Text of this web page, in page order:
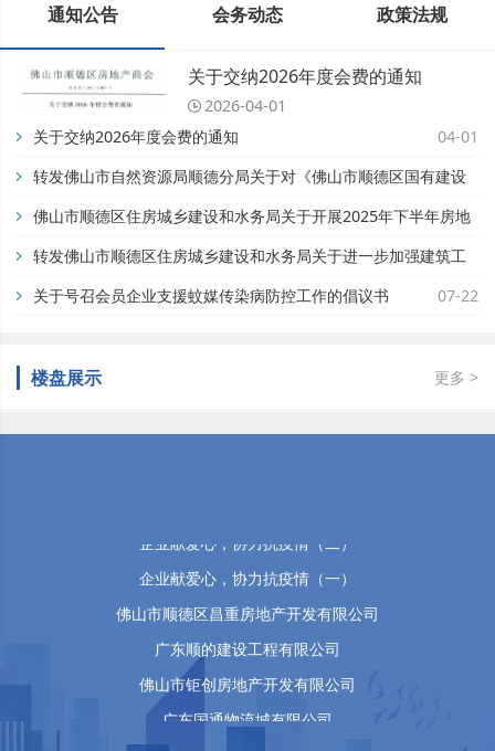
通知公告 会务动态 政策法规
关于交纳2026年度会费的通知
2026-04-01
关于交纳2026年度会费的通知
04-01
转发佛山市自然资源局顺德分局关于对《佛山市顺德区国有建设
用地开竣工管理办法》公平竞争审查征求公众意见的公告【佛自
然资顺告〔2025〕93号】
11-28
佛山市顺德区住房城乡建设和水务局关于开展2025年下半年房地
产市场专项检查的通知
08-28
转发佛山市顺德区住房城乡建设和水务局关于进一步加强建筑工
地蚊媒传染病疫情防控工作的通知
07-29
关于号召会员企业支援蚊媒传染病防控工作的倡议书 07-22
楼盘展示 更多 >
佛山市顺德区万晴房地产有限公司
企业献爱心，协力抗疫情（十五）
企业献爱心，协力抗疫情（十四）
企业献爱心，协力抗疫情（十三）
企业献爱心，协力抗疫情（十二）
企业献爱心，协力抗疫情（十一）
企业献爱心，协力抗疫情（十）
企业献爱心，协力抗疫情（九）
企业献爱心，协力抗疫情（五）
企业献爱心，协力抗疫情（一）
佛山市顺德区昌重房地产开发有限公司
广东顺的建设工程有限公司
佛山市钜创房地产开发有限公司
广东国通物流城有限公司